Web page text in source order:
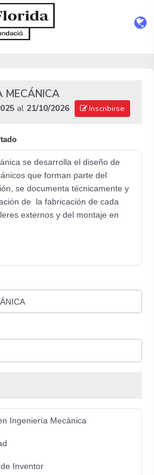
MECÁNICA
al 21/10/2026 Inscribirse
se desarrolla el diseño de
que forman parte del
se documenta técnicamente y
de la fabricación de cada
externos y del montaje en
Ingeniería Mecánica
Inventor